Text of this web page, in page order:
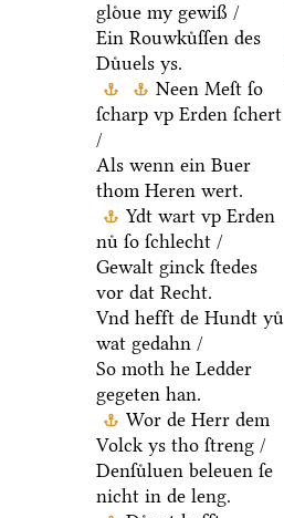
gloͤue my gewiß /
Ein Rouwkuͤſſen des
Duͤuels ys.
Neen Meſt ſo
ſcharp vp Erden ſchert
/
Als wenn ein Buer
thom Heren wert.
Ydt wart vp Erden
nuͤ ſo ſchlecht /
Gewalt ginck ſtedes
vor dat Recht.
Vnd hefft de Hundt yuͤ
wat gedahn /
So moth he Ledder
gegeten han.
Wor de Herr dem
Volck ys tho ſtreng /
Denſuͤluen beleuen ſe
nicht in de leng.